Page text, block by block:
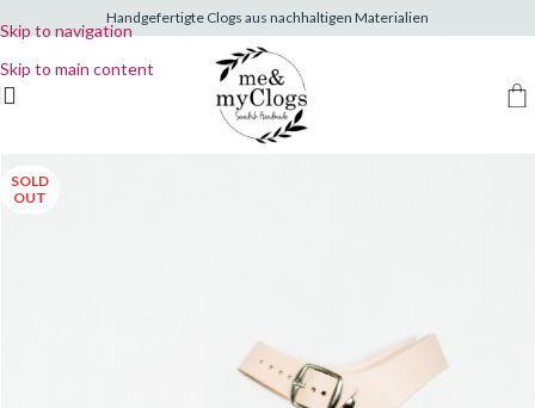
Skip to navigation
Skip to main content
Handgefertigte Clogs aus nachhaltigen Materialien
SOLD
OUT